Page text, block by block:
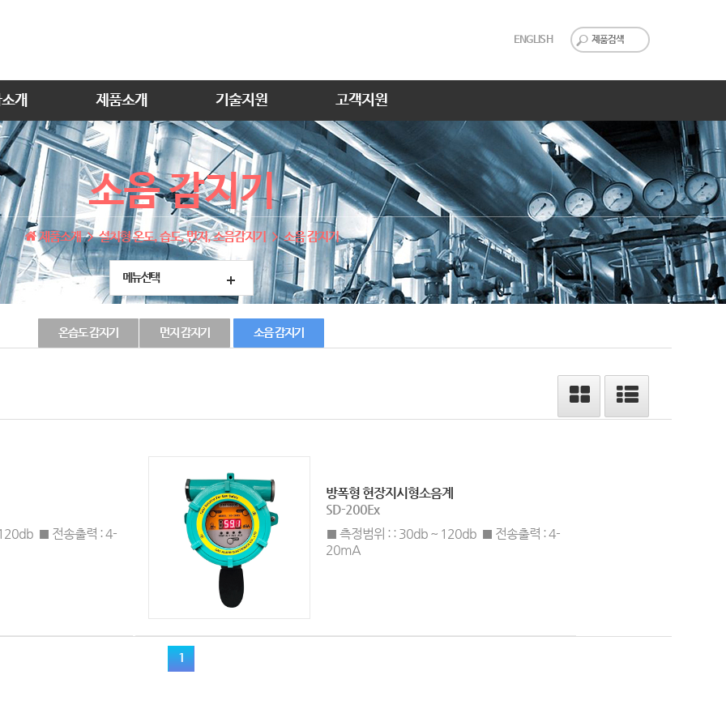
ENGLISH
개 제품소개 기술지원 고객지원
소음 감지기
제품소개 설치형 온도, 습도, 먼지, 소음감지기 소음 감지기
메뉴선택
온습도 감지기 먼지 감지기 소음 감지기
■ 전송출력 : 4-
방폭형 현장지시형소음계
SD-200Ex
■ 측정범위 : : 30db ~ 120db ■ 전송출력 : 4-
20mA
1